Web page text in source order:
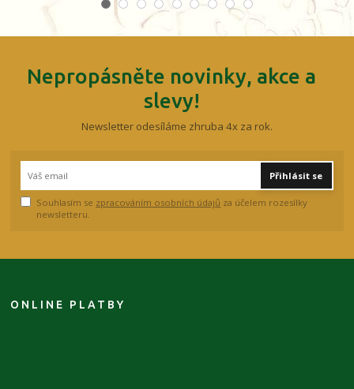
Nepropásněte novinky, akce a
slevy!
Newsletter odesíláme zhruba 4x za rok.
Přihlásit se
Souhlasím se zpracováním osobních údajů za účelem rozesílky
newsletteru.
ONLINE PLATBY